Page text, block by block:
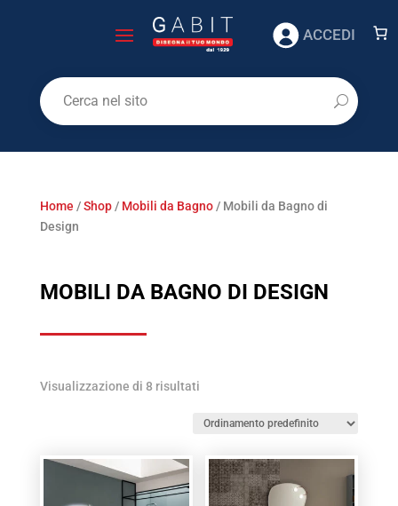
ACCEDI
Home /Shop/ Mobili da Bagno/ Mobili da Bagno di
Design
MOBILI DA BAGNO DI DESIGN
Visualizzazione di 8 risultati